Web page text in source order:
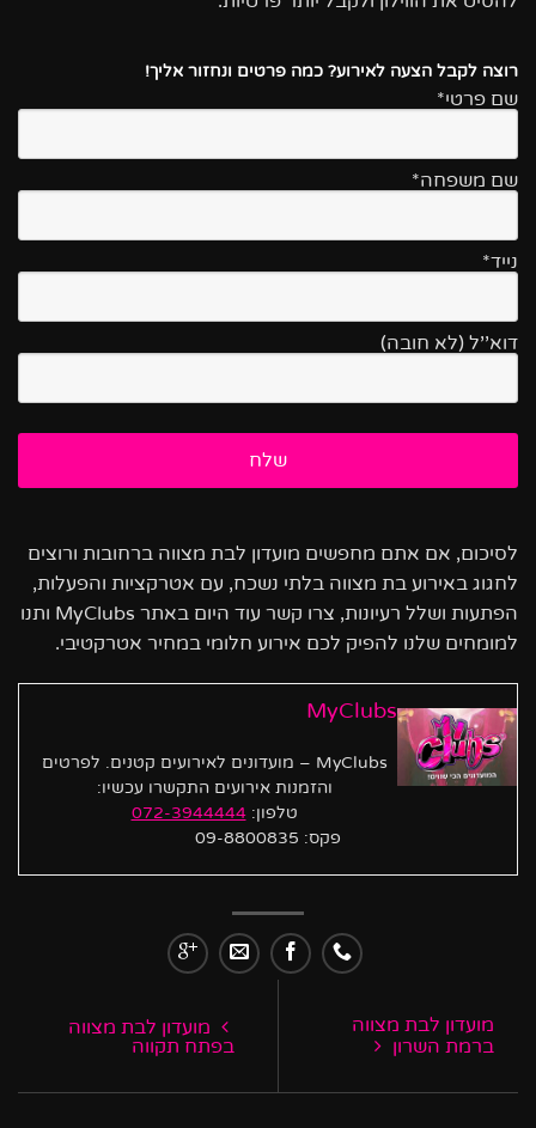
רוצה לקבל הצעה לאירוע? כמה פרטים ונחזור אליך!
שם פרטי*
שם משפחה*
נייד*
דוא''ל (לא חובה)
לסיכום, אם אתם מחפשים מועדון לבת מצווה ברחובות ורוצים
לחגוג באירוע בת מצווה בלתי נשכח, עם אטרקציות והפעלות,
הפתעות ושלל רעיונות, צרו קשר עוד היום באתר MyClubs ותנו
למומחים שלנו להפיק לכם אירוע חלומי במחיר אטרקטיבי.
MyClubs
MyClubs – מועדונים לאירועים קטנים. לפרטים
והזמנות אירועים התקשרו עכשיו:
טלפון:072-3944444
פקס: 09-8800835
מועדון לבת מצווה
בפתח תקווה
מועדון לבת מצווה
ברמת השרון